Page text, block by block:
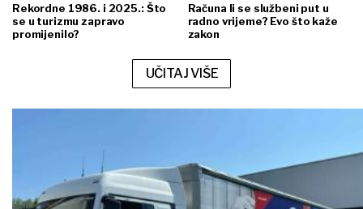
Rekordne 1986. i 2025.: Što
se u turizmu zapravo
promijenilo?
Računa li se službeni put u
radno vrijeme? Evo što kaže
zakon
UČITAJ VIŠE